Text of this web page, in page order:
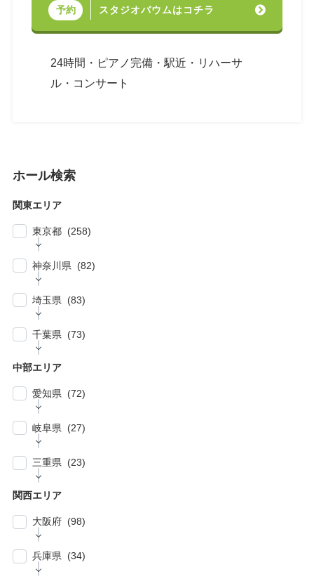
予約 スタジオバウムはコチラ
24時間・ピアノ完備・駅近・リハーサ
ル・コンサート
ホール検索
関東エリア
東京都 (258)
| … 新宿区・渋谷区 (39)
| … 品川区・大田区 (10)
| … 目黒区・世田谷区 (21)
| … 中野区・杉並区 (13)
| … 北区・台東区・足立区・荒川区 (24)
| … 八王子市・武蔵野市・三鷹市・日野市・西
神奈川県 (82)
| … 横浜市 (44)
| … 相模原市・茅ヶ崎市・平塚市 (5)
| … 厚木市・小田原市・町田市・大和市・海老
埼玉県 (83)
| … 春日部市・富士見市・ふじみ野市 (4)
| … 比企郡・入間郡・入間市・秩父市・秩父
| … 川口市・越谷市・川越市 (14)
| … 朝霞市・上尾市・志木市 (6)
千葉県 (73)
| … 千葉市・船橋市・松戸市 (21)
| … 浦安市・市原市・八千代市・佐倉市 (14)
| … 野田市・成田市・木更津市・茂原市・我孫
中部エリア
愛知県 (72)
| … 名古屋市 (27)
| … 稲沢市/・尾張旭市・瀬戸市・日進市 (10)
| … 豊明市・東海市・大府市・刈谷市 (7)
| … 知立市・安城市・豊田市・岡崎市 (12)
岐阜県 (27)
| … 岐阜市・大垣市 (10)
川市 (5)
三重県 (23)
| … 津市・四日市市 (9)
| … 鈴鹿市・松阪市・桑名市 (8)
| … 伊勢市・志摩市 (3)
関西エリア
大阪府 (98)
| … 大阪市 ・堺市 (61)
兵庫県 (34)